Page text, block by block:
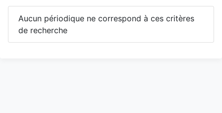
Aucun périodique ne correspond à ces critères
de recherche